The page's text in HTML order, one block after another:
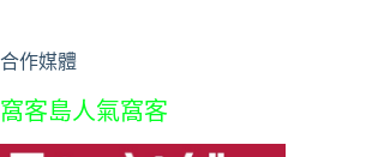
合作媒體
窩客島人氣窩客